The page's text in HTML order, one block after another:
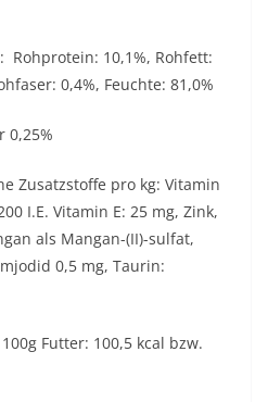
Rohprotein: 10,1%, Rohfett:
0,4%, Feuchte: 81,0%
0,25%
Zusatzstoffe pro kg: Vitamin
I.E. Vitamin E: 25 mg, Zink,
als Mangan-(II)-sulfat,
0,5 mg, Taurin:
Futter: 100,5 kcal bzw.